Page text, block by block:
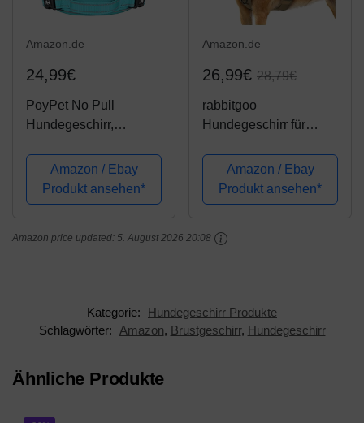
Amazon.de
24,99€
PoyPet No Pull
Hundegeschirr,
Hundegeschirr für
Hunde ohne Choke,
Weich gepolsterte
Control Griff(Mint Blau
Amazon / Ebay
Produkt ansehen*
Amazon.de
26,99€ 28,79€
rabbitgoo
Hundegeschirr für
Taktische
Hundegeschirrweste
mit Griff No Pull
Verstellbares
Amazon / Ebay
Produkt ansehen*
Amazon price updated: 5. August 2026 20:08
Kategorie:
Hundegeschirr Produkte
Schlagwörter:
Amazon, Brustgeschirr, Hundegeschirr
Ähnliche Produkte